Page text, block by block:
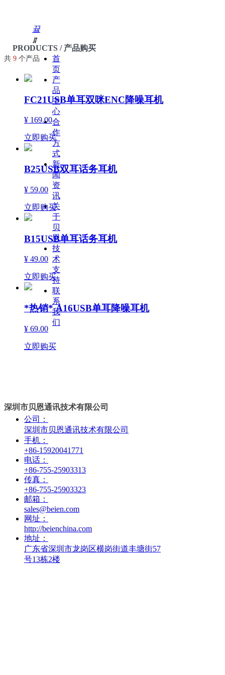
끀
ꁲ
首
页
产
品
中
心
合
作
方
式
新
闻
资
讯
关
于
贝
恩
技
术
支
持
联
系
我
们
PRODUCTS / 产品购买
共 9 个产品
FC21USB单耳双咪ENC降噪耳机
¥ 169.00
立即购买
B25USB双耳话务耳机
¥ 59.00
立即购买
B15USB单耳话务耳机
¥ 49.00
立即购买
*热销* A16USB单耳降噪耳机
¥ 69.00
立即购买
深圳市贝恩通讯技术有限公司
公司：
深圳市贝恩通讯技术有限公司
手机：
+86-15920041771
电话：
+86-755-25903313
传真：
+86-755-25903323
邮箱：
sales@beien.com
网址：
http://beienchina.com
地址：
广东省深圳市龙岗区横岗街道丰塘街57
号13栋2楼